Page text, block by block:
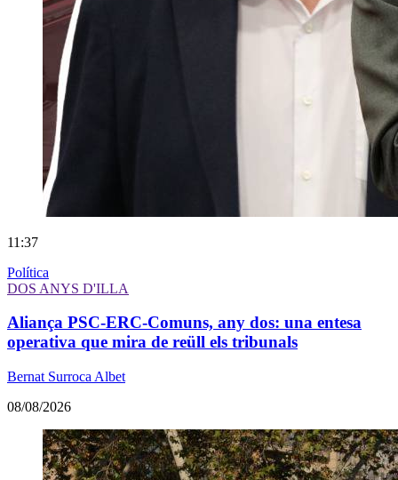
11:37
Política
DOS ANYS D'ILLA
Aliança PSC-ERC-Comuns, any dos: una entesa
operativa que mira de reüll els tribunals
Bernat Surroca Albet
08/08/2026